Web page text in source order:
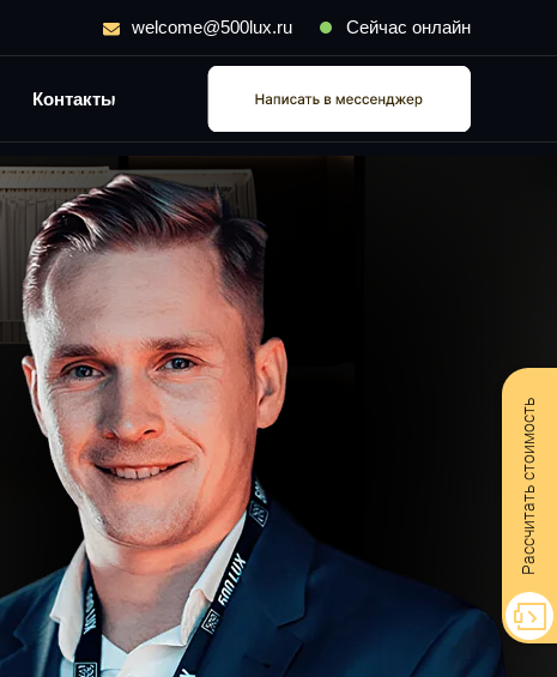
welcome@500lux.ru Сейчас онлайн
Контакты
Рассчитать стоимость